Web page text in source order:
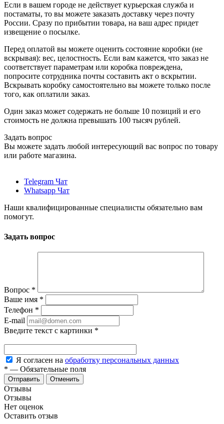
Если в вашем городе не действует курьерская служба и
постаматы, то вы можете заказать доставку через почту
России. Сразу по прибытии товара, на ваш адрес придет
извещение о посылке.
Перед оплатой вы можете оценить состояние коробки (не
вскрывая): вес, целостность. Если вам кажется, что заказ не
соответствует параметрам или коробка повреждена,
попросите сотрудника почты составить акт о вскрытии.
Вскрывать коробку самостоятельно вы можете только после
того, как оплатили заказ.
Один заказ может содержать не больше 10 позиций и его
стоимость не должна превышать 100 тысяч рублей.
Задать вопрос
Вы можете задать любой интересующий вас вопрос по товару
или работе магазина.
Telegram Чат
Whatsapp Чат
Наши квалифицированные специалисты обязательно вам
помогут.
Задать вопрос
Вопрос *
Ваше имя *
Телефон *
E-mail
Введите текст с картинки *
Я согласен на обработку персональных данных
* — Обязательные поля
Отменить
Отзывы
Отзывы
Нет оценок
Оставить отзыв